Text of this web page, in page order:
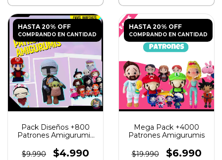
HASTA 20% OFF
COMPRANDO EN CANTIDAD
Pack Diseños +800
Patrones Amigurumis
$9.990
$4.990
HASTA 20% OFF
COMPRANDO EN CANTIDAD
Mega Pack +4000
Patrones Amigurumis
$19.990 $6.990